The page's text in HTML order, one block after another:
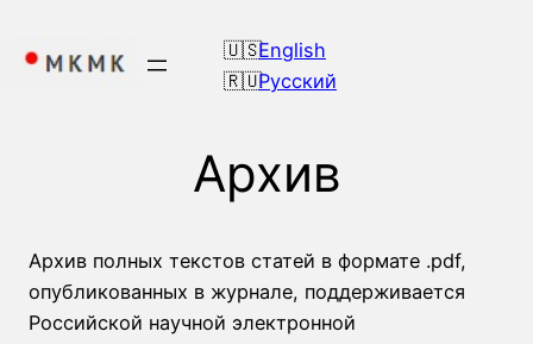
содержимому
English
Русский
Архив
Архив полных текстов статей в формате .pdf,
опубликованных в журнале, поддерживается
Российской научной электронной